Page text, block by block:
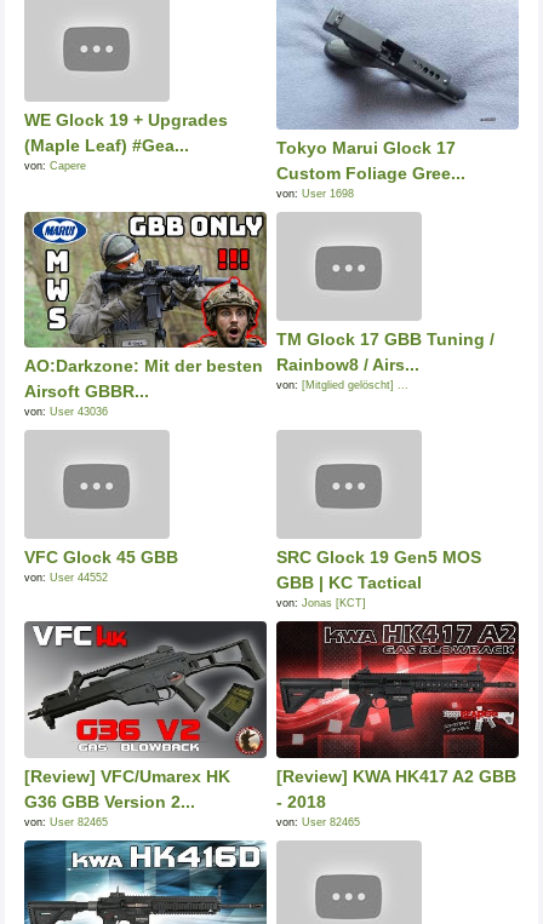
WE Glock 19 + Upgrades
(Maple Leaf) #Gea...
von: Capere
Tokyo Marui Glock 17
Custom Foliage Gree...
von: User 1698
AO:Darkzone: Mit der besten
Airsoft GBBR...
von: User 43036
TM Glock 17 GBB Tuning /
Rainbow8 / Airs...
von: [Mitglied gelöscht] ...
VFC Glock 45 GBB
von: User 44552
SRC Glock 19 Gen5 MOS
GBB | KC Tactical
von: Jonas [KCT]
[Review] VFC/Umarex HK
G36 GBB Version 2...
von: User 82465
[Review] KWA HK417 A2 GBB
- 2018
von: User 82465